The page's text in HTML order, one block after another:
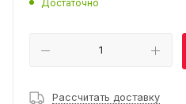
Достаточно
Рассчитать доставку